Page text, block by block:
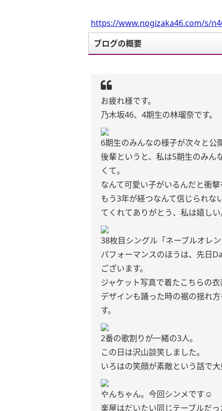
https://www.nogizaka46.com/s/
ブログの概要
お疲れ様です。
乃木坂46、4期生の林瑠奈です。
6期生のみんなの様子が次々と公
後輩というと、私は5期生のみん
くて。
なんて可愛い子がいるんだと衝撃
もう3年が経つなんて信じられな
てくれてありがとう、私は嬉しい
38枚目シングル「ネーブルオレ
パフォーマンスのほうは、先日
ございます。
ジャケット写真で着たこちらの
デザインも踊った時の裾の揺れ
す。
2番の歌割りが一緒の3人。
この日は沢山談笑しました。
いろはの笑顔が素敵という話で大
やんちゃん。今回シンメです☺︎
楽屋はだいたい同じテーブルだっ